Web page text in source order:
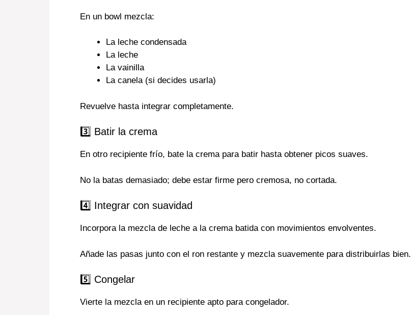
En un bowl mezcla:
La leche condensada
La leche
La vainilla
La canela (si decides usarla)
Revuelve hasta integrar completamente.
3️⃣ Batir la crema
En otro recipiente frío, bate la crema para batir hasta obtener picos suaves.
No la batas demasiado; debe estar firme pero cremosa, no cortada.
4️⃣ Integrar con suavidad
Incorpora la mezcla de leche a la crema batida con movimientos envolventes.
Añade las pasas junto con el ron restante y mezcla suavemente para distribuirlas bien.
5️⃣ Congelar
Vierte la mezcla en un recipiente apto para congelador.